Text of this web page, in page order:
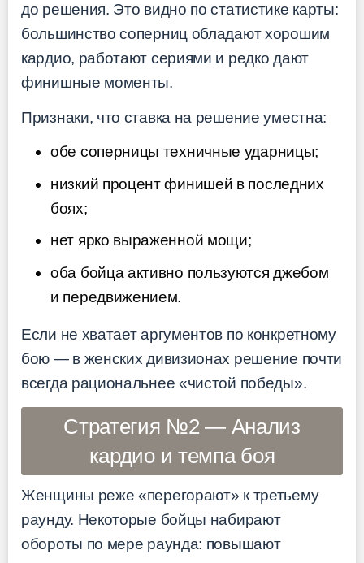
до решения. Это видно по статистике карты:
большинство соперниц обладают хорошим
кардио, работают сериями и редко дают
финишные моменты.
Признаки, что ставка на решение уместна:
обе соперницы техничные ударницы;
низкий процент финишей в последних
боях;
нет ярко выраженной мощи;
оба бойца активно пользуются джебом
и передвижением.
Если не хватает аргументов по конкретному
бою — в женских дивизионах решение почти
всегда рациональнее «чистой победы».
Стратегия №2 — Анализ
кардио и темпа боя
Женщины реже «перегорают» к третьему
раунду. Некоторые бойцы набирают
обороты по мере раунда: повышают